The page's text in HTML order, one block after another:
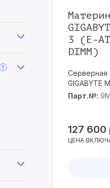
3 (E-
DIMM)
Серверная
GIGABYTE
Парт.№:
127 600
ЦЕНА